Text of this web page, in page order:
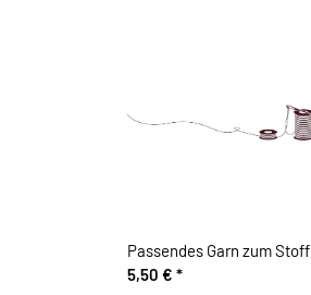
Passendes Garn zum Stoff
5,50 € *